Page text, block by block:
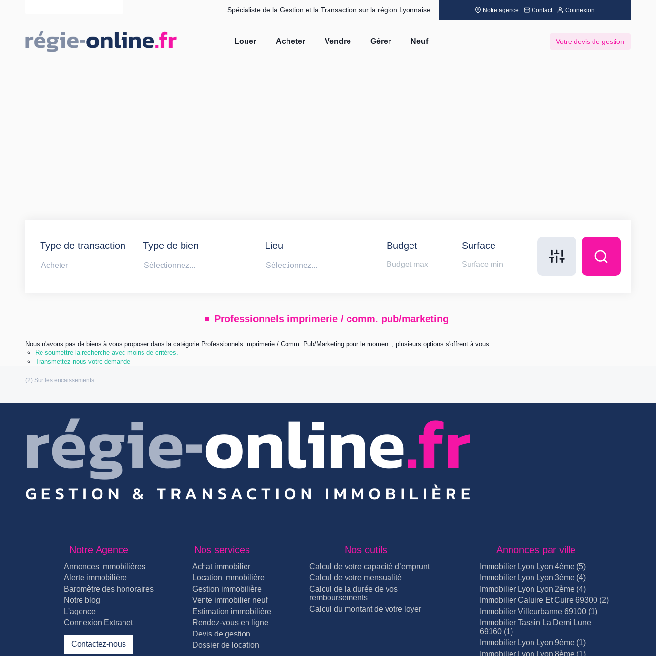
Spécialiste de la Gestion et la Transaction sur la région Lyonnaise Notre agence Contact Connexion
Louer Acheter Vendre Gérer Neuf Votre devis de gestion
Type de transaction
Acheter
Type de bien
Sélectionnez...
Lieu
Sélectionnez...
Budget Surface
Professionnels imprimerie / comm. pub/marketing
Nous n'avons pas de biens à vous proposer dans la catégorie Professionnels Imprimerie / Comm. Pub/Marketing pour le moment , plusieurs options s'offrent à vous :
Re-soumettre la recherche avec moins de critères.
Transmettez-nous votre demande
Notre Agence
Annonces immobilières
Alerte immobilière
Baromètre des honoraires
Notre blog
L'agence
Connexion Extranet
Contactez-nous
Nos services
Achat immobilier
Location immobilière
Gestion immobilière
Vente immobilier neuf
Estimation immobilière
Rendez-vous en ligne
Devis de gestion
Dossier de location
Nos outils
Calcul de votre capacité d’emprunt
Calcul de votre mensualité
Calcul de la durée de vos
remboursements
Calcul du montant de votre loyer
Annonces par ville
Immobilier Lyon Lyon 4ème (5)
Immobilier Lyon Lyon 3ème (4)
Immobilier Lyon Lyon 2ème (4)
Immobilier Caluire Et Cuire 69300 (2)
Immobilier Villeurbanne 69100 (1)
Immobilier Tassin La Demi Lune
69160 (1)
Immobilier Lyon Lyon 9ème (1)
Immobilier Lyon Lyon 8ème (1)